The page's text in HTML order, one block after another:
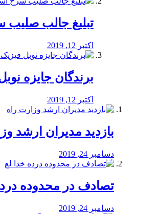
تبلیغ جالب صلیب
اکتبر 12, 2019
برندگان جایزه نوبل
اکتبر 12, 2019
بازدید مدیران ارشد
دسامبر 24, 2019
تصادف در محدوده
دسامبر 24, 2019